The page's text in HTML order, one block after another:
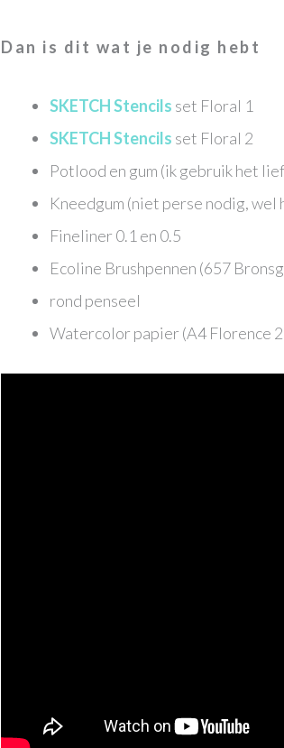
Dan is dit wat je nodig hebt
SKETCH Stencils set Floral 1
SKETCH Stencils set Floral 2
Potlood en gum (ik gebruik het
Kneedgum (niet perse nodig, wel
Fineliner 0.1 en 0.5
Ecoline Brushpennen (657
rond penseel
Watercolor papier (A4 Florence